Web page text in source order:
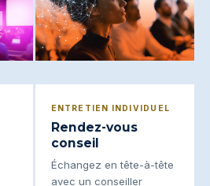
ENTRETIEN INDIVIDUEL
Rendez-vous
conseil
Échangez en tête-à-tête
avec un conseiller